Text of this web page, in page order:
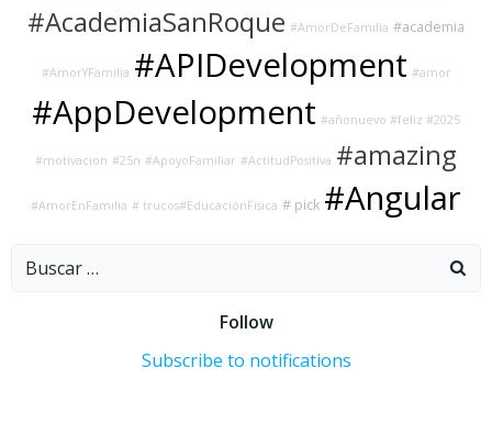
#AcademiaSanRoque #AmorDeFamilia #academia
#AmorYFamilia #APIDevelopment #amor
#AppDevelopment #añonuevo #feliz #2025
#motivacion #25n #ApoyoFamiliar #ActitudPositiva #amazing
#AmorEnFamilia # trucos#EducaciónFísica # pick #Angular
Buscar:
Follow
Subscribe to notifications